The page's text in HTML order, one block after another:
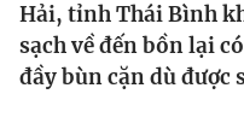
Thế giới
Tin tức
Kinh tế
Hải, tỉnh Thái Bình
sạch về đến bồn lại
đầy bùn cặn dù được